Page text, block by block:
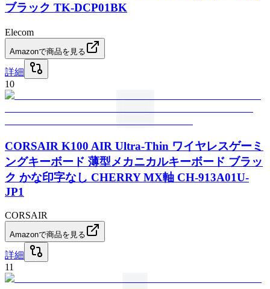
ブラック TK-DCP01BK
Elecom
Amazonで商品を見る
詳細
10
CORSAIR K100 AIR Ultra-Thin ワイヤレスゲーミ
ングキーボード 薄型メカニカルキーボード ブラッ
ク かな印字なし CHERRY MX軸 CH-913A01U-
JP1
CORSAIR
Amazonで商品を見る
詳細
11